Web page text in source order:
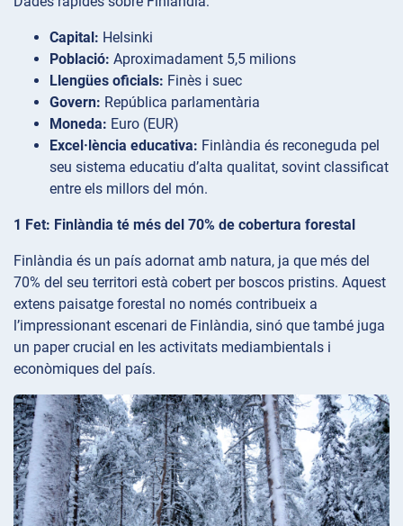
Capital: Helsinki
Població: Aproximadament 5,5 milions
Llengües oficials: Finès i suec
Govern: República parlamentària
Moneda: Euro (EUR)
Excel·lència educativa: Finlàndia és reconeguda pel
seu sistema educatiu d’alta qualitat, sovint classificat
entre els millors del món.
1 Fet: Finlàndia té més del 70% de cobertura forestal
Finlàndia és un país adornat amb natura, ja que més del
70% del seu territori està cobert per boscos pristins. Aquest
extens paisatge forestal no només contribueix a
l’impressionant escenari de Finlàndia, sinó que també juga
un paper crucial en les activitats mediambientals i
econòmiques del país.